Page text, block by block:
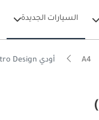
السيارات الجديدة
A4 أودي A4 45 TFSI Quattro Design (252 حصان)